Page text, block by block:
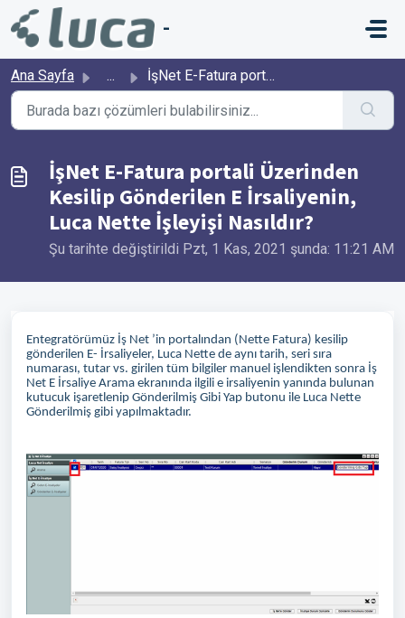
Ana içeriğe geç
-
Ana Sayfa ... İşNet E-Fatura portali Üzerinden Kesilip Gönderilen E İrs...
İşNet E-Fatura portali Üzerinden
Kesilip Gönderilen E İrsaliyenin,
Luca Nette İşleyişi Nasıldır?
Şu tarihte değiştirildi Pzt, 1 Kas, 2021 şunda: 11:21 AM
Entegratörümüz İş Net ’in portalından (Nette Fatura) kesilip
gönderilen E- İrsaliyeler, Luca Nette de aynı tarih, seri sıra
numarası, tutar vs. girilen tüm bilgiler manuel işlendikten sonra İş
Net E İrsaliye Arama ekranında ilgili e irsaliyenin yanında bulunan
kutucuk işaretlenip Gönderilmiş Gibi Yap butonu ile Luca Nette
Gönderilmiş gibi yapılmaktadır.